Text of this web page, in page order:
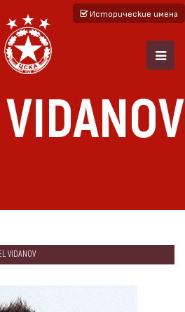
Исторические имена
VIDANOV